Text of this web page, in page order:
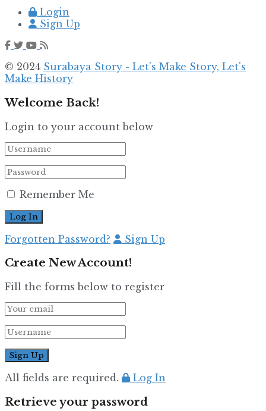
Login
Sign Up
© 2024 Surabaya Story - Let's Make Story, Let's
Make History
Welcome Back!
Login to your account below
Remember Me
Forgotten Password? Sign Up
Create New Account!
Fill the forms below to register
All fields are required. Log In
Retrieve your password